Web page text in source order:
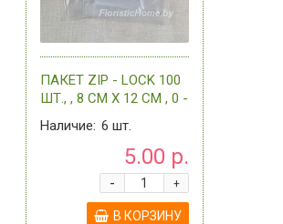
ПАКЕТ ZIP - LOCK 100
ШТ., , 8 СМ Х 12 СМ , 0 -
В АССОРТИМЕНТЕ
Наличие: 6 шт.
5.00 р.
+
-
В КОРЗИНУ